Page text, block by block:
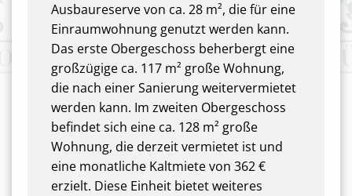
Ausbaureserve von ca. 28 m², die für eine
Einraumwohnung genutzt werden kann.
Das erste Obergeschoss beherbergt eine
großzügige ca. 117 m² große Wohnung,
die nach einer Sanierung weitervermietet
werden kann. Im zweiten Obergeschoss
befindet sich eine ca. 128 m² große
Wohnung, die derzeit vermietet ist und
eine monatliche Kaltmiete von 362 €
erzielt. Diese Einheit bietet weiteres